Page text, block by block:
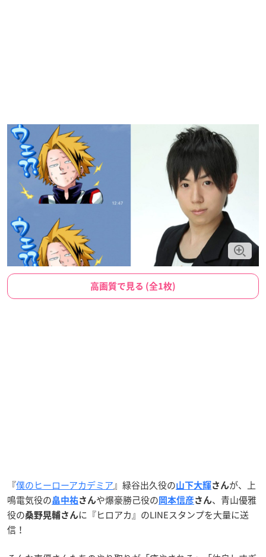
高画質で見る (全1枚)
『僕のヒーローアカデミア』緑谷出久役の山下大輝さんが、上
鳴電気役の畠中祐さんや爆豪勝己役の 岡本信彦さん、青山優雅
役の桑野晃輔さんに『ヒロアカ』のLINEスタンプを大量に送
信！